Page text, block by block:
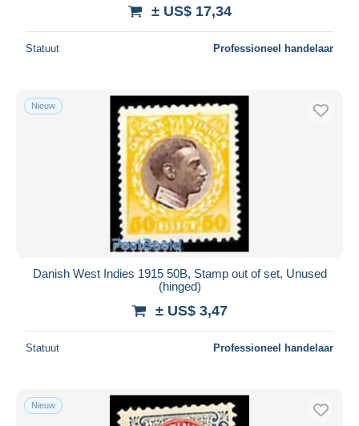
± US$ 17,34
Statuut Professioneel handelaar
Nieuw
Danish West Indies 1915 50B, Stamp out of set, Unused
(hinged)
± US$ 3,47
Statuut Professioneel handelaar
Nieuw